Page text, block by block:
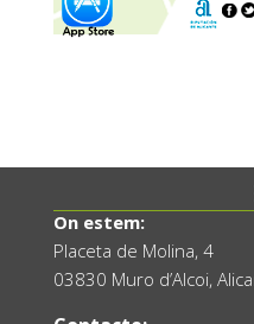
On estem:
Placeta de Molina, 4
03830 Muro d’Alcoi,